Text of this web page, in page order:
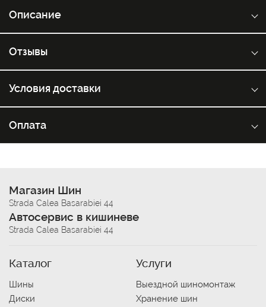
Описание
Отзывы
Условия доставки
Оплата
Магазин Шин
Strada Calea Basarabiei 44
Автосервис в кишиневе
Strada Calea Basarabiei 44
Каталог
Шины
Диски
Услуги
Выездной шиномонтаж
Хранение шин